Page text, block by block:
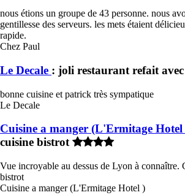
nous étions un groupe de 43 personne. nous
gentillesse des serveurs. les mets étaient
rapide.
Chez Paul
Le Decale : joli restaurant refait
bonne cuisine et patrick très sympatique
Le Decale
Cuisine a manger (L'Ermitage Hotel
cuisine bistrot
Vue incroyable au dessus de Lyon à connaître.
bistrot
Cuisine a manger (L'Ermitage Hotel )